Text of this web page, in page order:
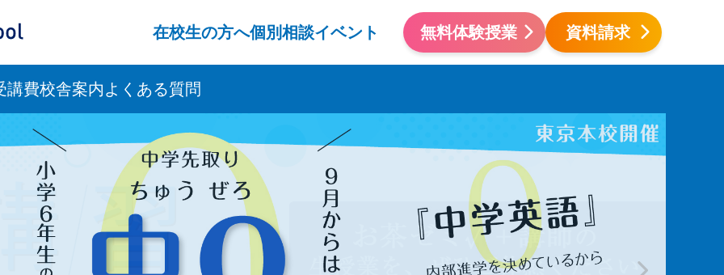
）
在校生の方へ個別相談イベント 無料体験授業 資料請求
講費校舎案内よくある質問